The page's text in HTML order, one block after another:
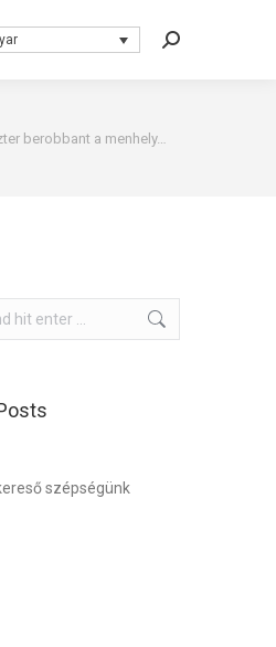
Search:
berobbant a menhely…
szépségünk
Search: